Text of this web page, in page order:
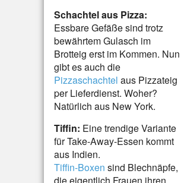
Schachtel aus Pizza:
Essbare Gefäße sind trotz
bewährtem Gulasch im
Brotteig erst im Kommen. Nun
gibt es auch die
Pizzaschachtel aus Pizzateig
per Lieferdienst. Woher?
Natürlich aus New York.
Tiffin: Eine trendige Variante
für Take-Away-Essen kommt
aus Indien.
Tiffin-Boxen sind Blechnäpfe,